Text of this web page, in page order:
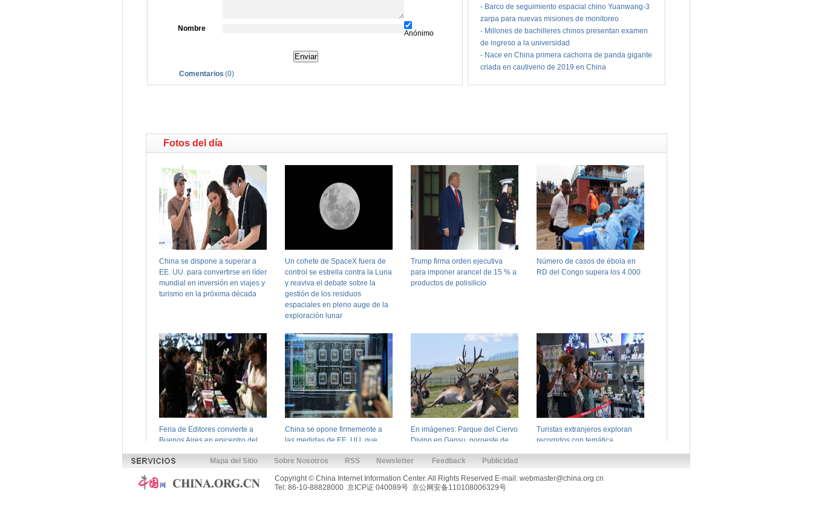
Nombre
Anónimo
Comentarios (0)
- Barco de seguimiento espacial chino Yuanwang-3
zarpa para nuevas misiones de monitoreo
- Millones de bachilleres chinos presentan examen
de ingreso a la universidad
- Nace en China primera cachorra de panda gigante
criada en cautiverio de 2019 en China